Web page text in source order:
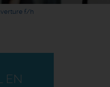
f/h
EN